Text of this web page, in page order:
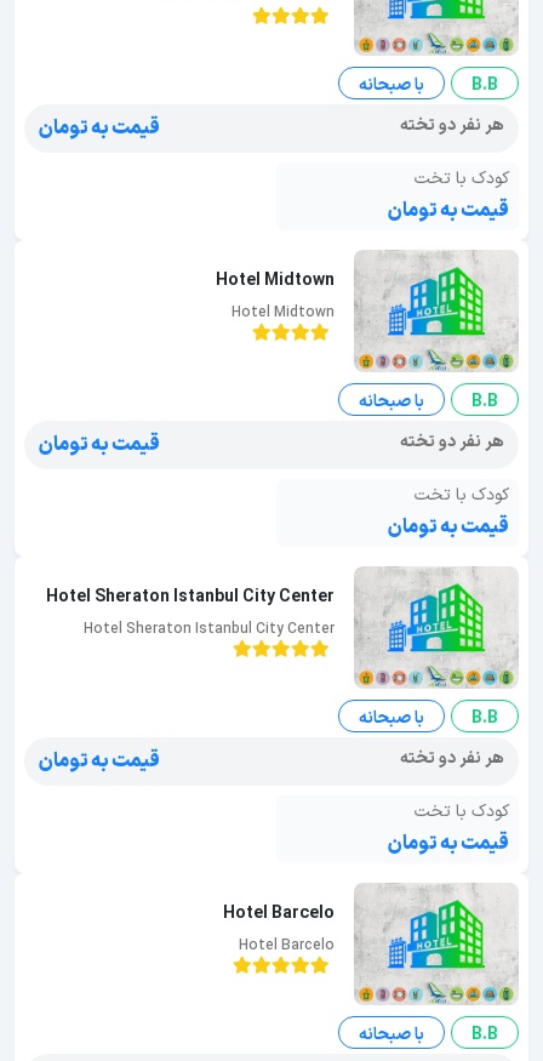
B.B
با صبحانه
هر نفر دو تخته
قیمت به تومان
کودک با تخت
قیمت به تومان
Hotel Midtown
Hotel Midtown
B.B
با صبحانه
هر نفر دو تخته
قیمت به تومان
کودک با تخت
قیمت به تومان
Hotel Sheraton Istanbul City Center
Hotel Sheraton Istanbul City Center
B.B
با صبحانه
هر نفر دو تخته
قیمت به تومان
کودک با تخت
قیمت به تومان
Hotel Barcelo
Hotel Barcelo
B.B با صبحانه